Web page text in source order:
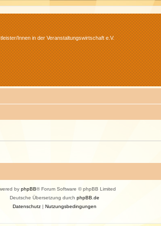
Innen in der Veranstaltungswirtschaft e.V.
by phpBB® Forum Software © phpBB Limited
Deutsche Übersetzung durch phpBB.de
Datenschutz| Nutzungsbedingungen